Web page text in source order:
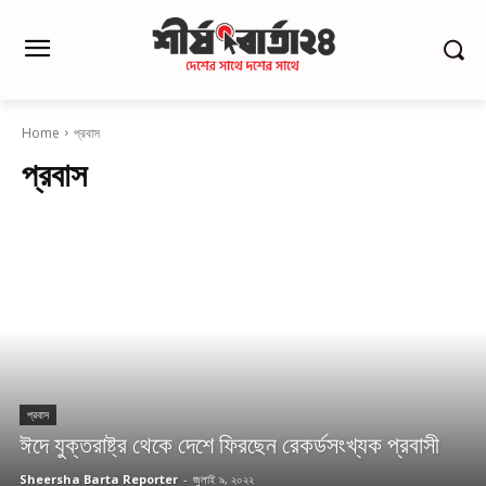
Home প্রবাস
প্রবাস
প্রবাস
ঈদে যুক্তরাষ্ট্র থেকে দেশে ফিরছেন রেকর্ডসংখ্যক প্রবাসী
Sheersha Barta Reporter - জুলাই ৯, ২০২২